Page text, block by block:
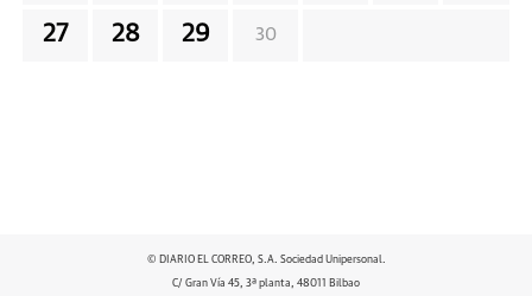
27 28 29 30
© DIARIO EL CORREO, S.A. Sociedad Unipersonal.
C/ Gran Vía 45, 3ª planta, 48011 Bilbao